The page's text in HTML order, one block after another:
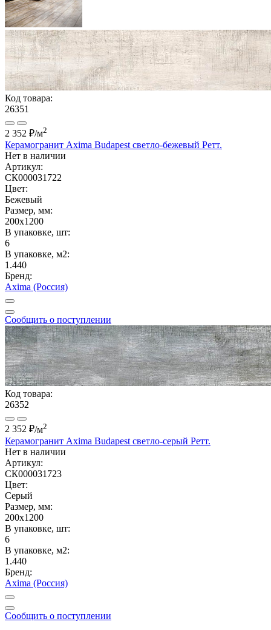
Код товара:
26351
2 352 ₽/м2
Керамогранит Axima Budapest светло-бежевый Ретт.
Нет в наличии
Артикул:
СК000031722
Цвет:
Бежевый
Размер, мм:
200x1200
В упаковке, шт:
6
В упаковке, м2:
1.440
Бренд:
Axima (Россия)
Сообщить о поступлении
Код товара:
26352
2 352 ₽/м2
Керамогранит Axima Budapest светло-серый Ретт.
Нет в наличии
Артикул:
СК000031723
Цвет:
Серый
Размер, мм:
200x1200
В упаковке, шт:
6
В упаковке, м2:
1.440
Бренд:
Axima (Россия)
Сообщить о поступлении